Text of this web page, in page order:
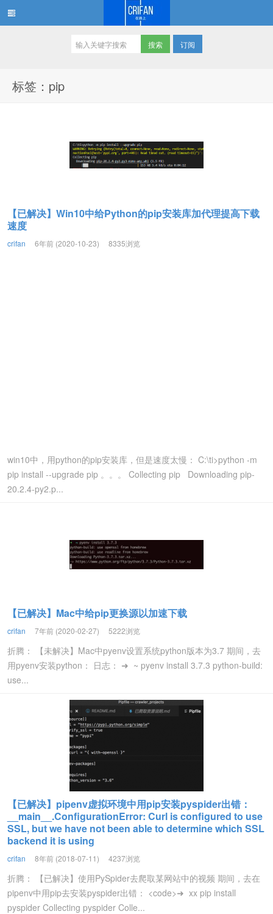
订阅
标签：pip
【已解决】Win10中给Python的pip安装库加代理提高下载
速度
crifan 6年前 (2020-10-23) 8335浏览
win10中，用python的pip安装库，但是速度太慢： C:\ti>python -m
pip install --upgrade pip 。。。 Collecting pip Downloading pip-
20.2.4-py2.p...
【已解决】Mac中给pip更换源以加速下载
crifan 7年前 (2020-02-27) 5222浏览
折腾： 【未解决】Mac中pyenv设置系统python版本为3.7 期间，去
用pyenv安装python： 日志： ➜ ~ pyenv install 3.7.3 python-build:
use...
【已解决】pipenv虚拟环境中用pip安装pyspider出错：
__main__.ConfigurationError: Curl is configured to use
SSL, but we have not been able to determine which SSL
backend it is using
crifan 8年前 (2018-07-11) 4237浏览
折腾： 【已解决】使用PySpider去爬取某网站中的视频 期间，去在
pipenv中用pip去安装pyspider出错： <code>➜ xx pip install
pyspider Collecting pyspider Colle...